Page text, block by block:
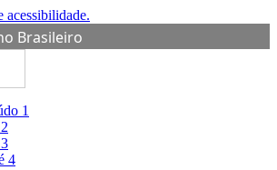
acessibilidade.
Brasileiro
1
2
3
4